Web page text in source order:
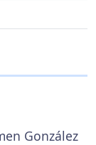
González